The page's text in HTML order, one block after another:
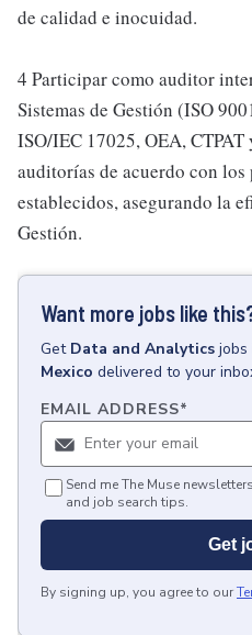
de calidad e inocuidad.
4 Participar como auditor
Sistemas de Gestión (ISO
ISO/IEC 17025, OEA,
auditorías de acuerdo con los
establecidos, asegurando la
Gestión.
Want more jobs like
Get Data and Analytics jobs
Mexico delivered to your
EMAIL ADDRESS*
Send me The Muse
and job search tips.
Get
By signing up, you agree to our